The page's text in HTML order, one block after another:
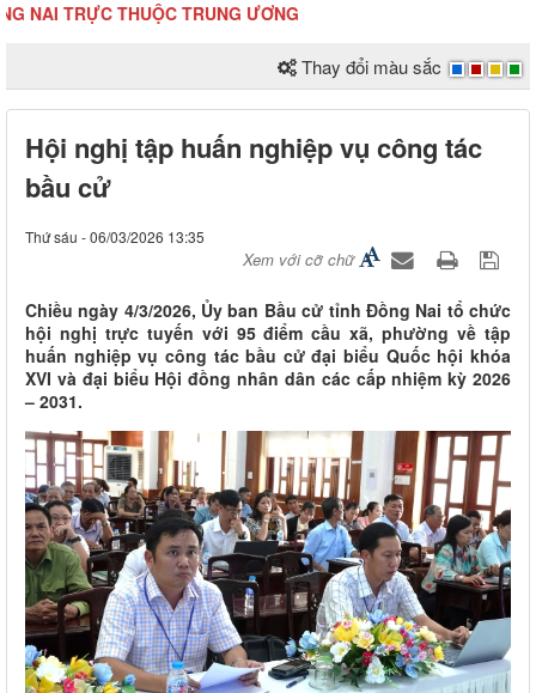
THUỘC TRUNG ƯƠNG
Thay đổi màu sắc
Hội nghị tập huấn nghiệp vụ công tác
bầu cử
Thứ sáu - 06/03/2026 13:35
Xem với cỡ chữ
Chiều ngày 4/3/2026, Ủy ban Bầu cử tỉnh Đồng Nai tổ chức
hội nghị trực tuyến với 95 điểm cầu xã, phường về tập
huấn nghiệp vụ công tác bầu cử đại biểu Quốc hội khóa
XVI và đại biểu Hội đồng nhân dân các cấp nhiệm kỳ 2026
– 2031.